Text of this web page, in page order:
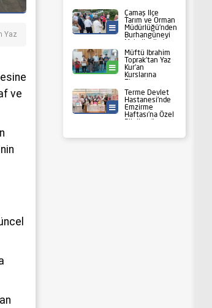
Yaz
ve
Tarım
Çamaş İlçe
Tarım ve Orman
Müdürlüğü’nden
Burhangüneyi
Mahallesi’nde
Cuma
Buluşması
Kabataş
Müftü İbrahim
Toprak’tan Yaz
Kur’an
Kurslarına
Ziyaret
Sağlık
Terme Devlet
Hastanesi’nde
Emzirme
Haftası’na Özel
Bilgilendirme